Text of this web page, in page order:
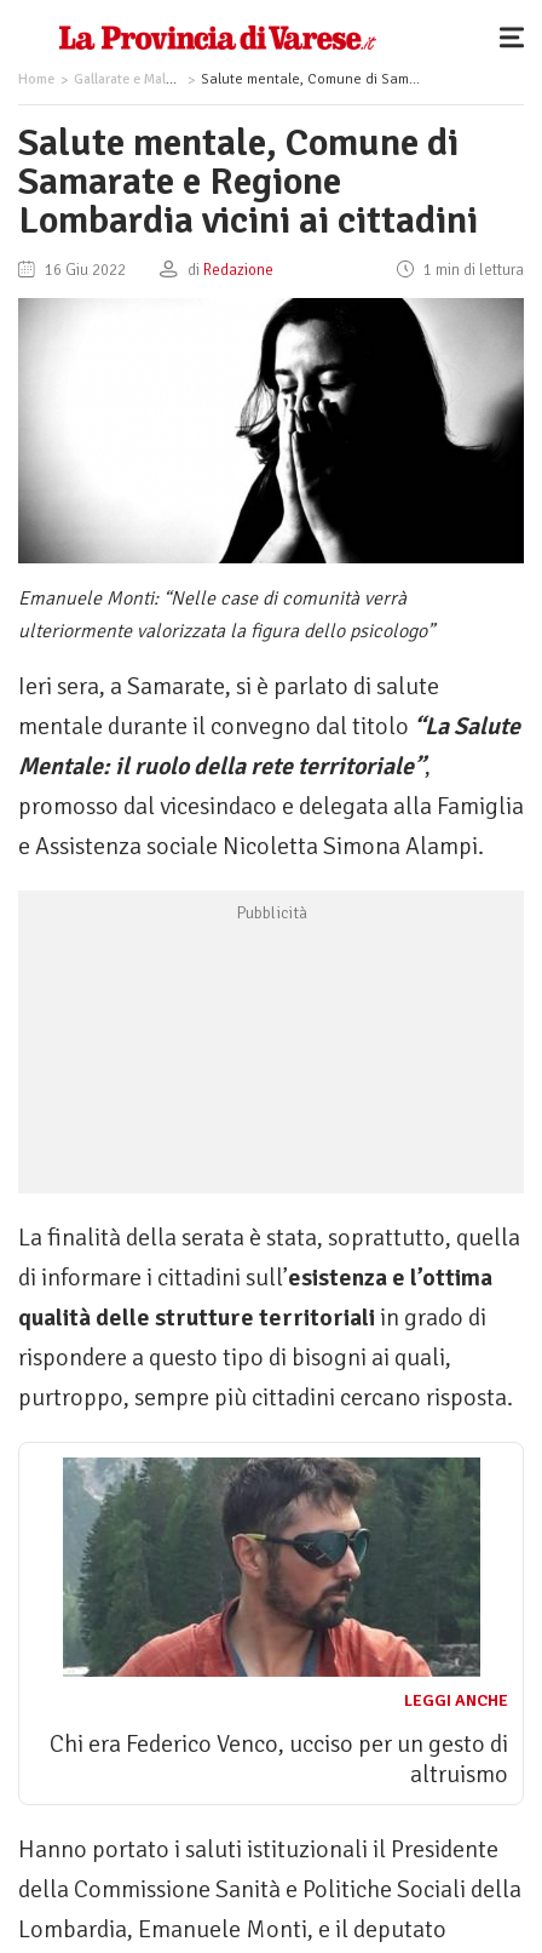
Home Gallarate e Malpensa Salute mentale, Comune di Samarate e Regione Lombardia vicini ai cittadini
Salute mentale, Comune di
Samarate e Regione
Lombardia vicini ai cittadini
16 Giu 2022 di Redazione 1 min di lettura
Emanuele Monti: “Nelle case di comunità verrà
ulteriormente valorizzata la figura dello psicologo”
Ieri sera, a Samarate, si è parlato di salute
mentale durante il convegno dal titolo “La Salute
Mentale: il ruolo della rete territoriale”,
promosso dal vicesindaco e delegata alla Famiglia
e Assistenza sociale Nicoletta Simona Alampi.
La finalità della serata è stata, soprattutto, quella
di informare i cittadini sull’esistenza e l’ottima
qualità delle strutture territoriali in grado di
rispondere a questo tipo di bisogni ai quali,
purtroppo, sempre più cittadini cercano risposta.
LEGGI ANCHE
Chi era Federico Venco, ucciso per un gesto di
altruismo
Hanno portato i saluti istituzionali il Presidente
della Commissione Sanità e Politiche Sociali della
Lombardia, Emanuele Monti, e il deputato